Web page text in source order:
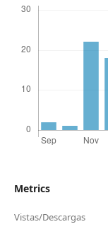
Metrics
Vistas/Descargas